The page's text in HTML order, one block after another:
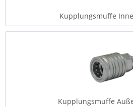
Kupplungsmuffe
Kupplungsmuffe